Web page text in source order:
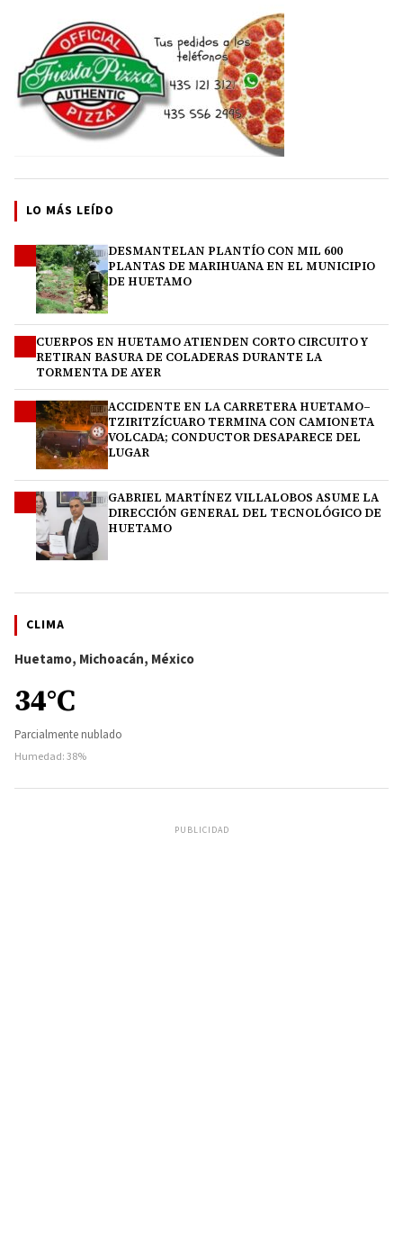
LO MÁS LEÍDO
DESMANTELAN PLANTÍO CON MIL 600
PLANTAS DE MARIHUANA EN EL MUNICIPIO
DE HUETAMO
CUERPOS EN HUETAMO ATIENDEN CORTO CIRCUITO Y
RETIRAN BASURA DE COLADERAS DURANTE LA
TORMENTA DE AYER
ACCIDENTE EN LA CARRETERA HUETAMO–
TZIRITZÍCUARO TERMINA CON CAMIONETA
VOLCADA; CONDUCTOR DESAPARECE DEL
LUGAR
GABRIEL MARTÍNEZ VILLALOBOS ASUME LA
DIRECCIÓN GENERAL DEL TECNOLÓGICO DE
HUETAMO
CLIMA
Huetamo, Michoacán, México
34°C
Parcialmente nublado
Humedad: 38%
PUBLICIDAD